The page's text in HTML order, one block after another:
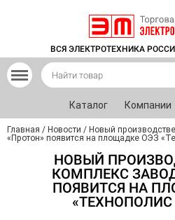
ВСЯ ЭЛЕКТРОТЕХНИКА
Каталог Компании
Главная / Новости / Новый
«Протон» появится на площадке ОЭЗ
НОВЫЙ
КОМПЛЕКС
ПОЯВИТСЯ НА